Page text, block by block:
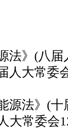
法》(八
人大常委
源法》(
大常委会